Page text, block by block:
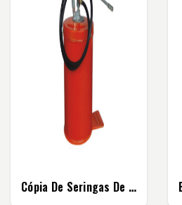
Cópia De Seringas De ÓBalde Bomba De Massa...